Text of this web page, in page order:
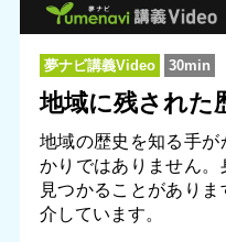
夢ナビ講義Video 30min
地域に残された
地域の歴史を知る手
かりではありません
見つかることがあり
介しています。